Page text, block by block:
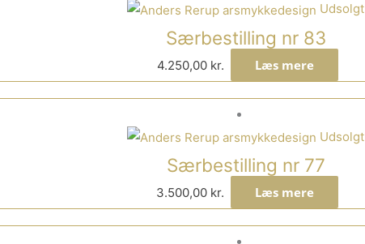
Udsolgt
Særbestilling nr 83
4.250,00 kr. Læs mere
Udsolgt
Særbestilling nr 77
3.500,00 kr. Læs mere